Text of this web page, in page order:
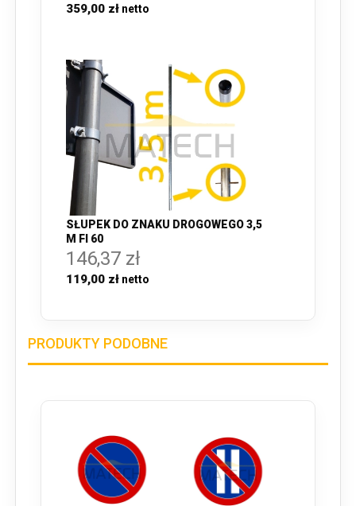
359,00 zł
SŁUPEK DO ZNAKU DROGOWEGO 3,5
M FI 60
146,37 zł
119,00 zł
PRODUKTY PODOBNE